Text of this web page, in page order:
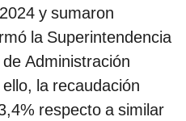
y sumaron
la Superintendencia
Administración
la recaudación
respecto a similar